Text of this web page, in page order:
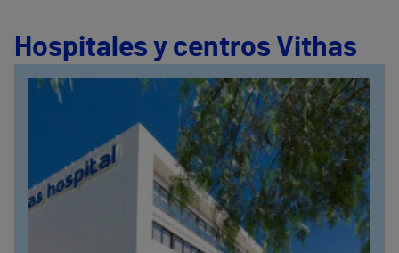
Hospitales y centros Vithas